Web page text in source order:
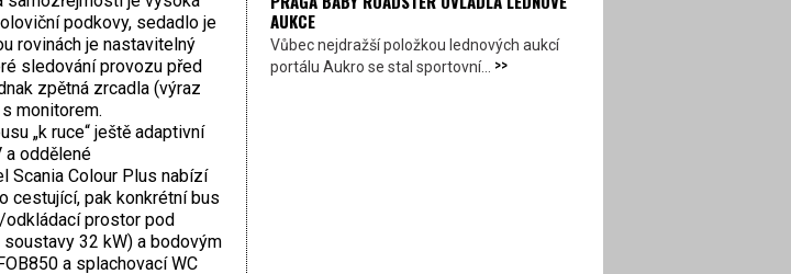
podkovy, sedadlo je
rovinách je nastavitelný
sledování provozu před
zpětná zrcadla (výraz
monitorem.
„k ruce“ ještě adaptivní
a oddělené
Scania Colour Plus nabízí
cestující, pak konkrétní bus
prostor pod
32 kW) a bodovým
a splachovací WC
AUKCE
Vůbec nejdražší položkou lednových aukcí
portálu Aukro se stal sportovní... >>